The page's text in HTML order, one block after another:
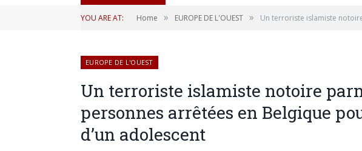
YOU ARE AT: Home » EUROPE DE L'OUEST » Un terroriste islamiste
EUROPE DE L'OUEST
Un terroriste islamiste notoire
personnes arrêtées en Belgique
d’un adolescent